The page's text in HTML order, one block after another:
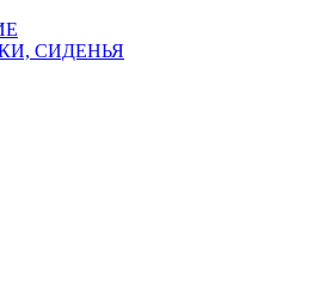
СИДЕНЬЯ